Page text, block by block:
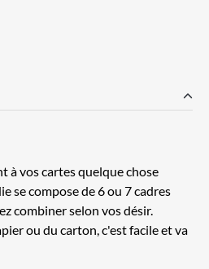
à vos cartes quelque chose
se compose de 6 ou 7 cadres
combiner selon vos désir.
ou du carton, c'est facile et va